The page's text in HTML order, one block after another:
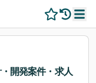
開発案件・求人